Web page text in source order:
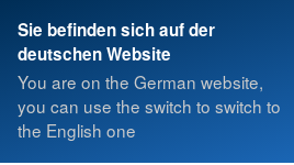
Sie befinden sich auf der
deutschen Website
You are on the German website,
you can use the switch to switch to
the English one